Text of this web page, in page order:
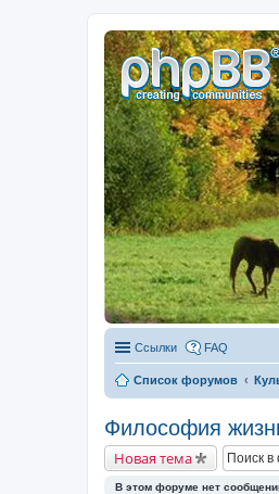
Ссылки FAQ
Список форумов
Философия
Новая тема
В этом форуме нет